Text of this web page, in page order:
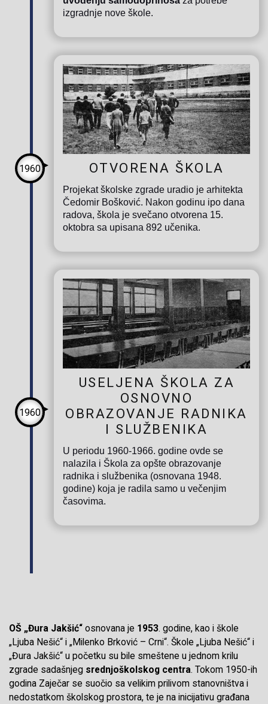
izgradnje nove škole.
OTVORENA ŠKOLA
Projekat školske zgrade uradio je arhitekta
Čedomir Bošković. Nakon godinu ipo dana
radova, škola je svečano otvorena 15.
oktobra sa upisana 892 učenika.
1960
USELJENA ŠKOLA ZA
OSNOVNO
OBRAZOVANJE RADNIKA
I SLUŽBENIKA
U periodu 1960-1966. godine ovde se
nalazila i Škola za opšte obrazovanje
radnika i službenika (osnovana 1948.
godine) koja je radila samo u večenjim
časovima.
1960
OŠ „Đura Jakšić“ osnovana je 1953. godine, kao i škole
„Ljuba Nešić“ i „Milenko Brković – Crni“. Škole „Ljuba Nešić“ i
„Đura Jakšić“ u početku su bile smeštene u jednom krilu
zgrade sadašnjeg srednjoškolskog centra. Tokom 1950-ih
godina Zaječar se suočio sa velikim prilivom stanovništva i
nedostatkom školskog prostora, te je na inicijativu građana